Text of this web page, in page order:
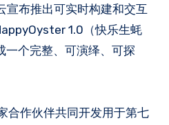
宣布推出可实时构建和交互
1.0（快乐生蚝
一个完整、可演绎、可探
合作伙伴共同开发用于第七